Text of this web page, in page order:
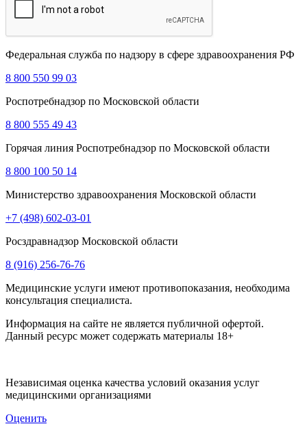
Федеральная служба по надзору в сфере здравоохранения РФ
8 800 550 99 03
Роспотребнадзор по Московской области
8 800 555 49 43
Горячая линия Роспотребнадзор по Московской области
8 800 100 50 14
Министерство здравоохранения Московской области
+7 (498) 602-03-01
Росздравнадзор Московской области
8 (916) 256-76-76
Медицинские услуги имеют противопоказания, необходима
консультация специалиста.
Информация на сайте не является публичной офертой.
Данный ресурс может содержать материалы 18+
Независимая оценка качества условий оказания услуг
медицинскими организациями
Оценить